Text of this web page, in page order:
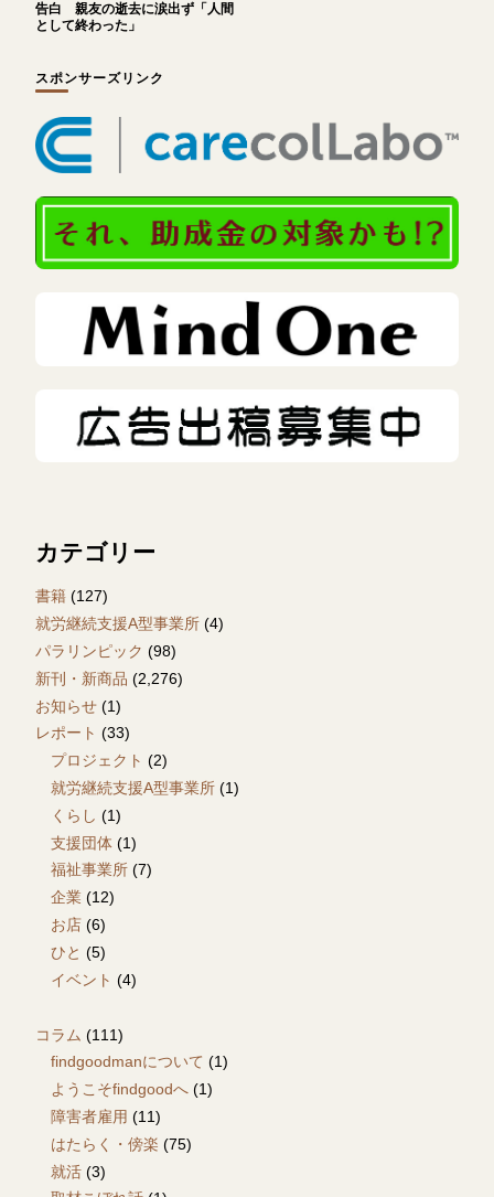
告白 親友の逝去に涙出ず「人間
として終わった」
スポンサーズリンク
カテゴリー
書籍 (127)
就労継続支援A型事業所 (4)
パラリンピック (98)
新刊・新商品 (2,276)
お知らせ (1)
レポート (33)
プロジェクト (2)
就労継続支援A型事業所 (1)
くらし (1)
支援団体 (1)
福祉事業所 (7)
企業 (12)
お店 (6)
ひと (5)
イベント (4)
コラム (111)
findgoodmanについて (1)
ようこそfindgoodへ (1)
障害者雇用 (11)
はたらく・傍楽 (75)
就活 (3)